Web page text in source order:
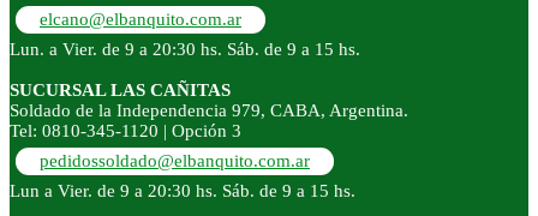
elcano@elbanquito.com.ar
Lun. a Vier. de 9 a 20:30 hs. Sáb. de 9 a 15 hs.
SUCURSAL LAS CAÑITAS
Soldado de la Independencia 979, CABA, Argentina.
Tel: 0810-345-1120 | Opción 3
pedidossoldado@elbanquito.com.ar
Lun a Vier. de 9 a 20:30 hs. Sáb. de 9 a 15 hs.